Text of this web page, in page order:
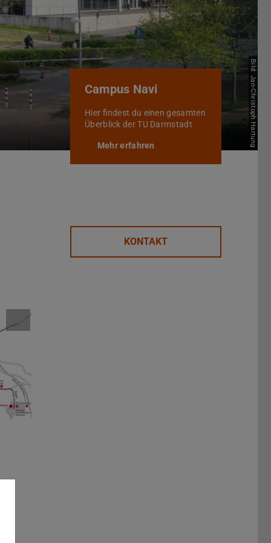
Campus Navi
Hier findest du einen gesamten
Überblick der TU Darmstadt
Mehr erfahren Bild: Jan-Christoph Hartung
KONTAKT